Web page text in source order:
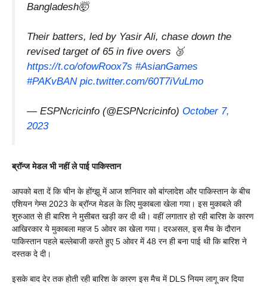
Bangladesh🤯
Their batters, led by Yasir Ali, chase down the
revised target of 65 in five overs 🥉
https://t.co/ofowRoox7s #AsianGames
#PAKvBAN pic.twitter.com/60T7iVuLmo
— ESPNcricinfo (@ESPNcricinfo) October 7,
2023
ब्रॉन्ज मेडल भी नहीं ले पाई पाकिस्तान
आपको बता दें कि चीन के होंग्झू में आज शनिवार को बांग्लादेश और पाकिस्तान के बीच
एशियन गेम्स 2023 के ब्रॉन्ज मेडल के लिए मुकाबला खेला गया। इस मुकाबले की
शुरुआत से ही बारिश ने मुसीबत खड़ी कर दी थी। वहीं लगातार हो रही बारिश के कारण
आखिरकार ये मुकाबला महज 5 ओवर का खेला गया। दरअसल, इस मैच के दौरान
पाकिस्तान पहले बल्लेबाजी करते हुए 5 ओवर में 48 रन ही बना पाई थी कि बारिश ने
दस्तक दे दी।
इसके बाद देर तक होती रही बारिश के कारण इस मैच में DLS नियम लागू कर दिया